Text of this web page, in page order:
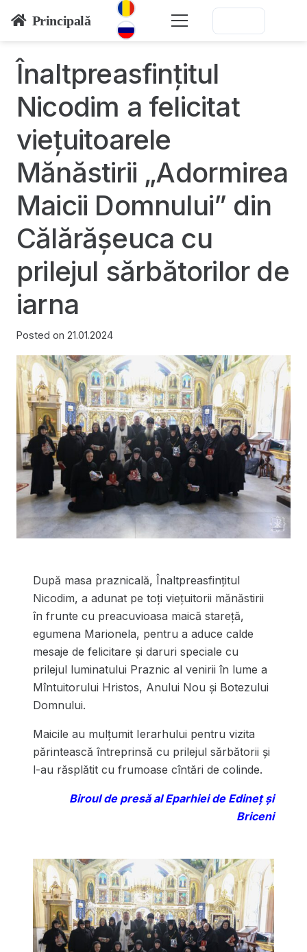
Principală
Înaltpreasfințitul
Nicodim a felicitat
viețuitoarele
Mănăstirii „Adormirea
Maicii Domnului” din
Călărășeuca cu
prilejul sărbătorilor de
iarna
Posted on 21.01.2024
După masa praznicală, Înaltpreasfințitul
Nicodim, a adunat pe toți viețuitorii mănăstirii
în frunte cu preacuvioasa maică stareță,
egumena Marionela, pentru a aduce calde
mesaje de felicitare și daruri speciale cu
prilejul luminatului Praznic al venirii în lume a
Mîntuitorului Hristos, Anului Nou și Botezului
Domnului.
Maicile au mulțumit Ierarhului pentru vizita
părintească întreprinsă cu prilejul sărbătorii și
l-au răsplătit cu frumoase cîntări de colinde.
Biroul de presă al Eparhiei de Edineț și
Briceni